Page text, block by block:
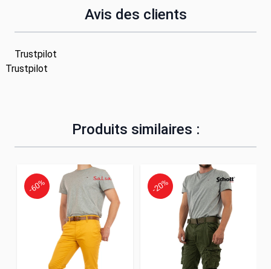
Avis des clients
Trustpilot
Trustpilot
Produits similaires :
-60% -20%